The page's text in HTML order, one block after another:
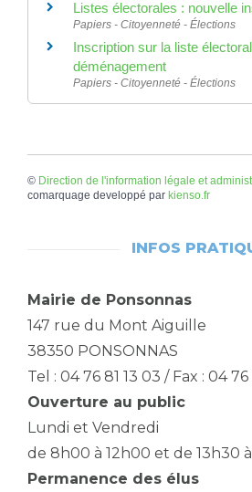
Listes électorales : nouvelle
Papiers - Citoyenneté - Élections
Inscription sur la liste
déménagement
Papiers - Citoyenneté - Élections
© Direction de l'information légale et
comarquage developpé par kienso.fr
INFOS
Mairie de Ponsonnas
147 rue du Mont Aiguille
38350 PONSONNAS
Tel : 04 76 81 13 03 / Fax : 04
Ouverture au public
Lundi et Vendredi
de 8h00 à 12h00 et de 13h30
Permanence des élus